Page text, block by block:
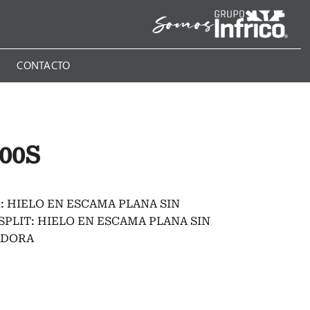
CONTACTO
HIELO EN ESCAMA PLANA SIN
HIELO EN ESCAMA PLANA SIN